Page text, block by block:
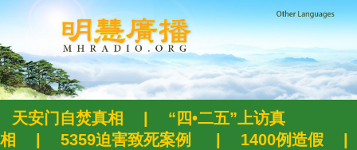
天安门自焚真相
“四•二五”上访真
相
5359迫害致死案例 1400例造假